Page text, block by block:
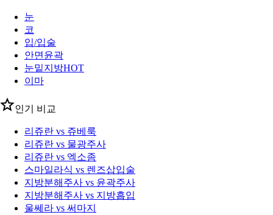
눈
코
입/입술
안면윤곽
눈밑지방HOT
이마
인기 비교
리쥬란 vs 쥬베룩
리쥬란 vs 물광주사
리쥬란 vs 엑소좀
스마일라식 vs 렌즈삽입술
지방분해주사 vs 윤곽주사
지방분해주사 vs 지방흡입
울쎄라 vs 써마지